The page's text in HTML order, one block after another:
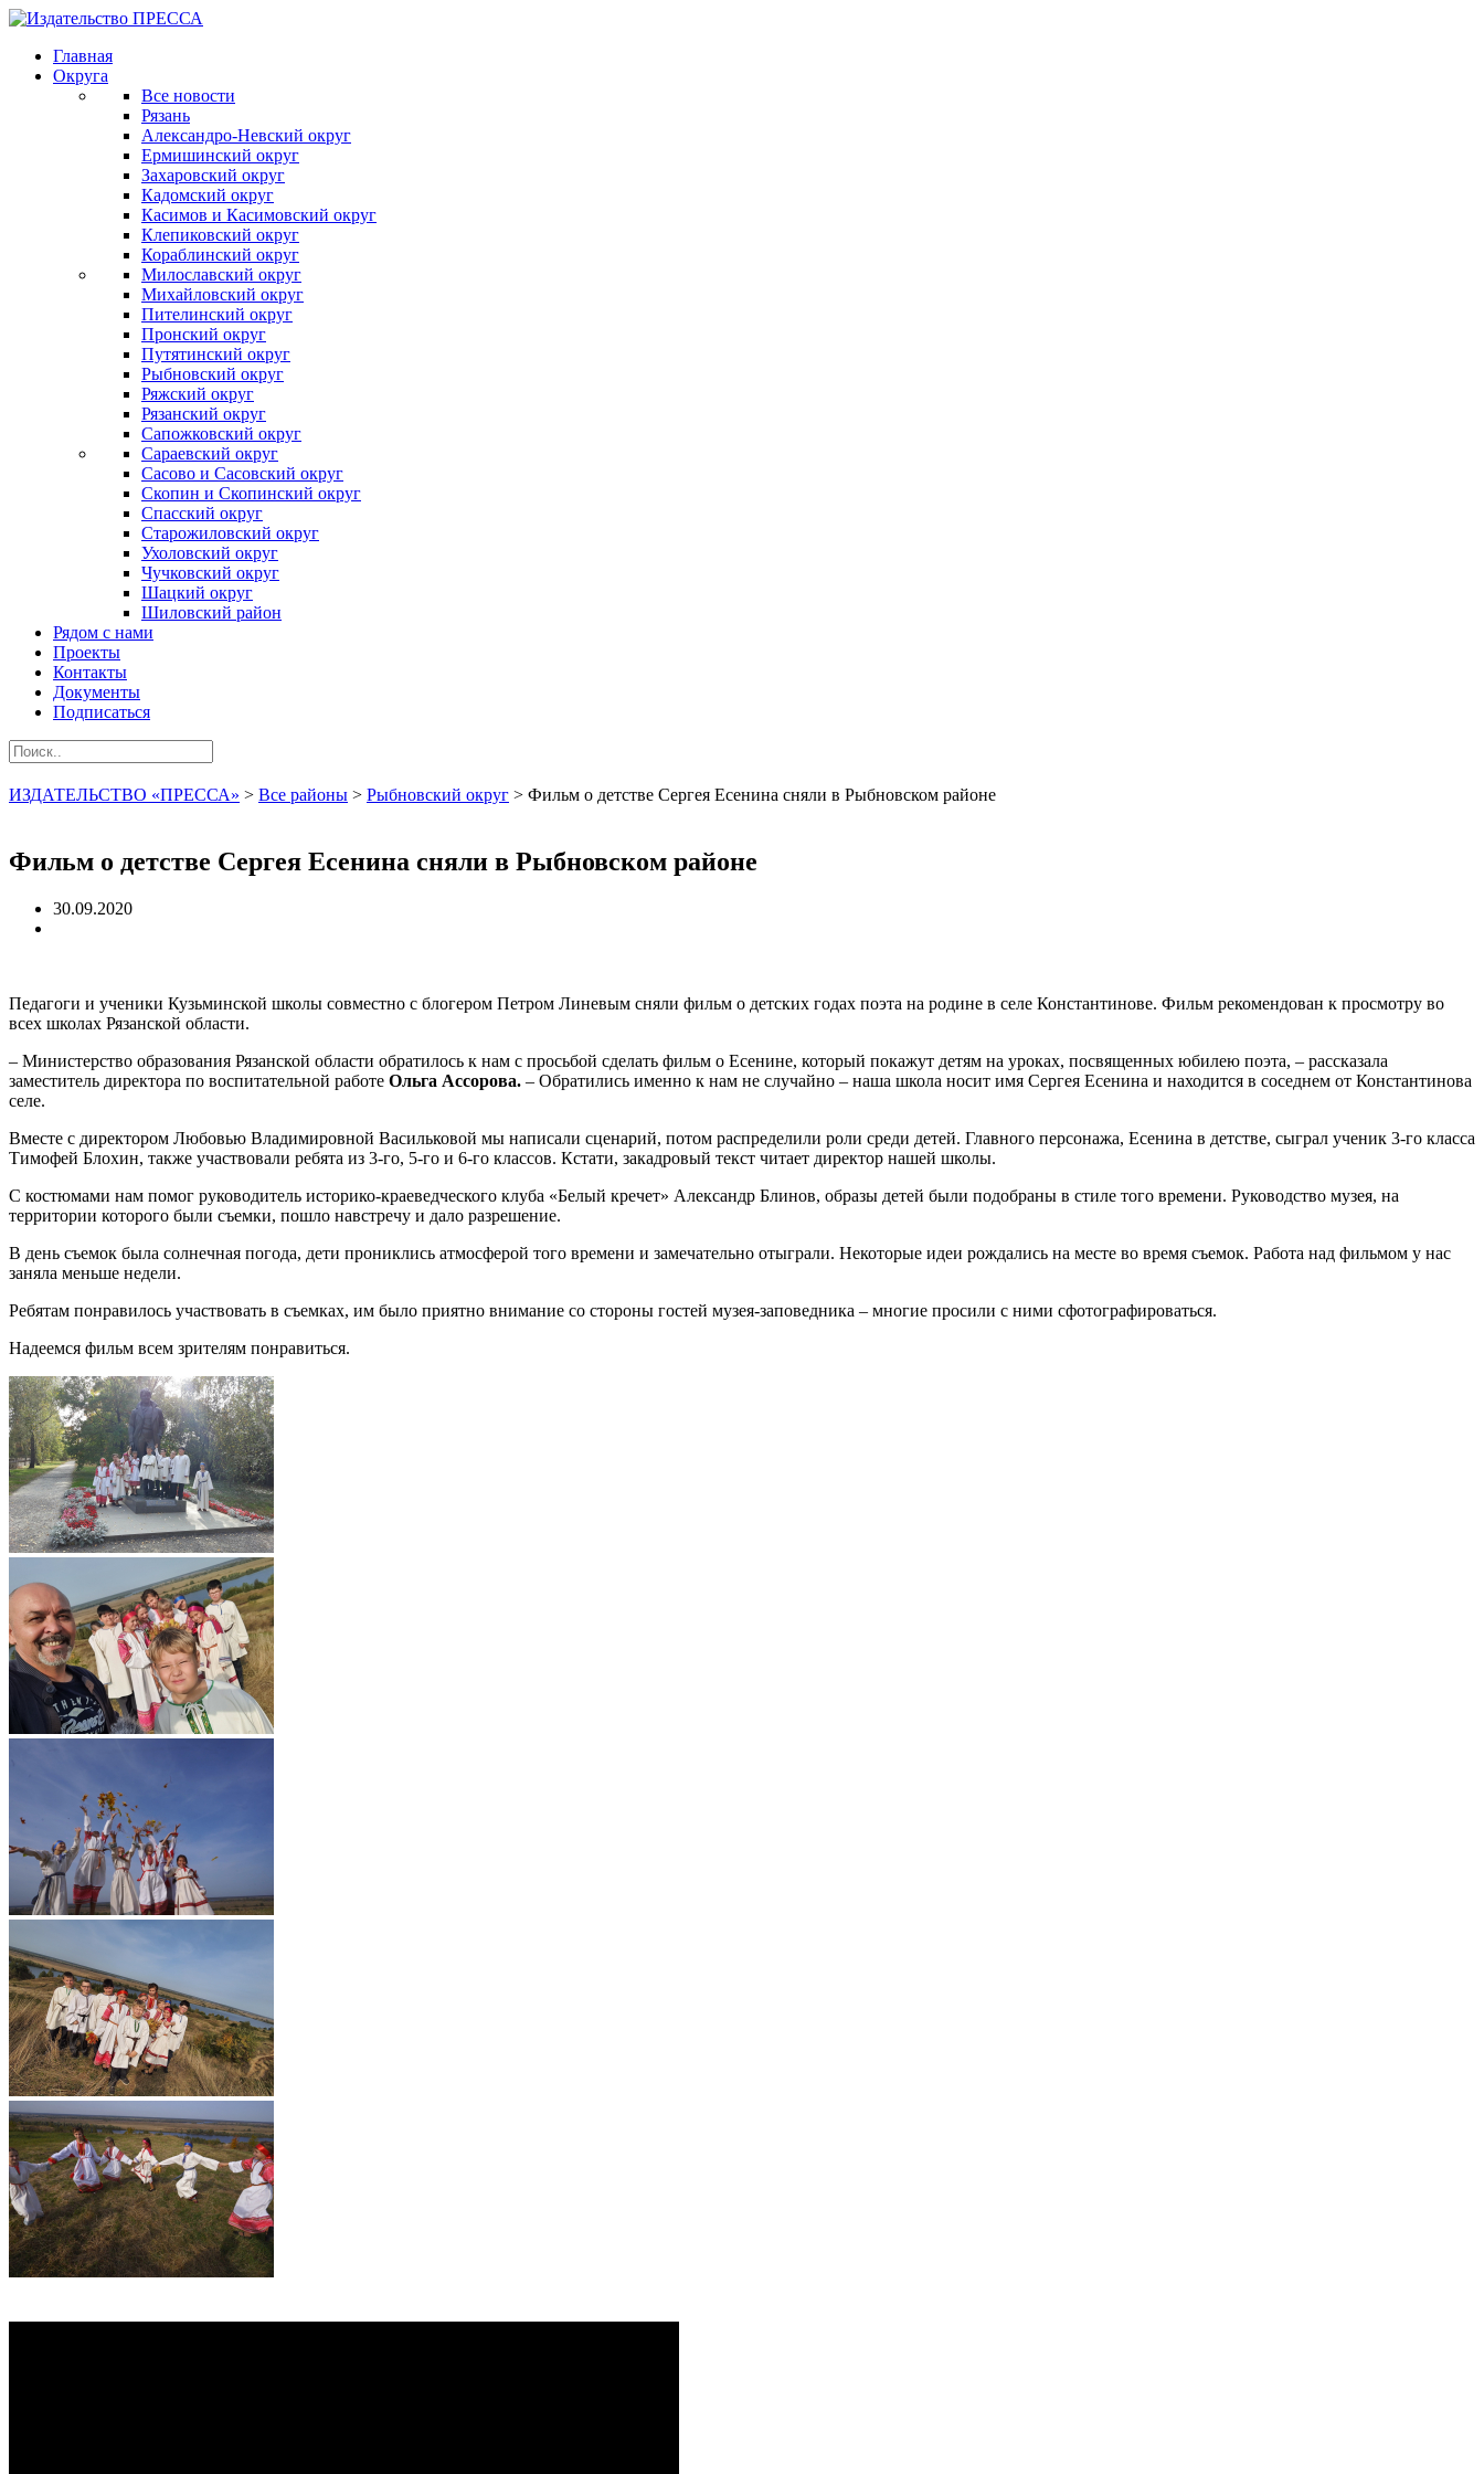
Главная
Округа
Все новости
Рязань
Александро-Невский округ
Ермишинский округ
Захаровский округ
Кадомский округ
Касимов и Касимовский округ
Клепиковский округ
Кораблинский округ
Милославский округ
Михайловский округ
Пителинский округ
Пронский округ
Путятинский округ
Рыбновский округ
Ряжский округ
Рязанский округ
Сапожковский округ
Сараевский округ
Сасово и Сасовский округ
Скопин и Скопинский округ
Спасский округ
Старожиловский округ
Ухоловский округ
Чучковский округ
Шацкий округ
Шиловский район
Рядом с нами
Проекты
Контакты
Документы
Подписаться
ИЗДАТЕЛЬСТВО «ПРЕССА» > Все районы > Рыбновский округ > Фильм о детстве Сергея Есенина сняли в Рыбновском районе
Фильм о детстве Сергея Есенина сняли в Рыбновском районе
30.09.2020
Педагоги и ученики Кузьминской школы совместно с блогером Петром Линевым сняли фильм о детских годах поэта на родине в селе Константинове. Фильм рекомендован к просмотру во
всех школах Рязанской области.
– Министерство образования Рязанской области обратилось к нам с просьбой сделать фильм о Есенине, который покажут детям на уроках, посвященных юбилею поэта, – рассказала
заместитель директора по воспитательной работе Ольга Ассорова. – Обратились именно к нам не случайно – наша школа носит имя Сергея Есенина и находится в соседнем от Константинова
селе.
Вместе с директором Любовью Владимировной Васильковой мы написали сценарий, потом распределили роли среди детей. Главного персонажа, Есенина в детстве, сыграл ученик 3-го класса
Тимофей Блохин, также участвовали ребята из 3-го, 5-го и 6-го классов. Кстати, закадровый текст читает директор нашей школы.
С костюмами нам помог руководитель историко-краеведческого клуба «Белый кречет» Александр Блинов, образы детей были подобраны в стиле того времени. Руководство музея, на
территории которого были съемки, пошло навстречу и дало разрешение.
В день съемок была солнечная погода, дети прониклись атмосферой того времени и замечательно отыграли. Некоторые идеи рождались на месте во время съемок. Работа над фильмом у нас
заняла меньше недели.
Ребятам понравилось участвовать в съемках, им было приятно внимание со стороны гостей музея-заповедника – многие просили с ними сфотографироваться.
Надеемся фильм всем зрителям понравиться.